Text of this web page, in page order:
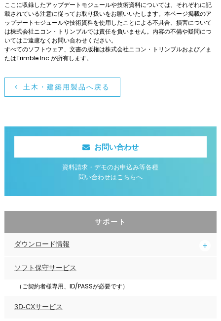
ここに収録したアップデートモジュールや技術資料については、それぞれに記
載されている注意に従ってお取り扱いをお願いいたします。本ページ掲載のア
ップデートモジュールや技術資料を使用したことによる不具合、損害について
は株式会社ニコン・トリンブルでは責任を負いません。内容の不備や疑問につ
いてはご遠慮なくお問い合わせください。
すべてのソフトウェア、文書の版権は株式会社ニコン・トリンブルおよび／ま
たはTrimble Inc.が所有します。
土木・建築用製品へ戻る
お問い合わせ
資料請求・デモのお申込み等各種
問い合わせはこちらへ
サポート
ダウンロード情報
ソフト保守サービス
（ご契約者様専用、ID/PASSが必要です）
3D-CXサービス